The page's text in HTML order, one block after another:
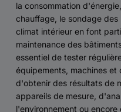
la consommation
chauffage, le sondage
climat intérieur en font
maintenance des
essentiel de tester
équipements, machines et
d'obtenir des résultats de
appareils de mesure,
l'environnement ou